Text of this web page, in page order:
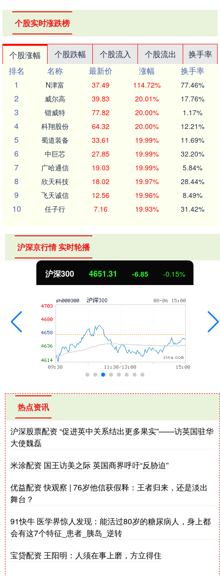
个股实时涨跌榜
个股涨幅 个股跌幅 个股流入 个股流出
换手率
排名
名称 最新价 涨幅
换手率
1
N津富 37.49 114.72% 77.46%
2 威尔高 39.83 20.01% 17.76%
3 锴威特 77.82 20.00% 1.17%
4 科翔股份 64.32 20.00% 12.21%
5 蜀道装备 33.61 19.99% 11.69%
6 中巨芯 27.85 19.99% 32.20%
7 广哈通信 19.03 19.99% 5.84%
8 欣天科技 18.02 19.97% 28.44%
9 飞天诚信 12.56 19.96% 8.49%
10 任子行 7.16 19.93% 31.42%
沪深京行情 实时轮播
北证50 1122.88 3.42 0.30%
热点资讯
沪深股票配资 “促进英中关系结出更多果实”——访英国驻华
大使魏磊
米涂配资 国王访美之际 英国商界呼吁“反胁迫”
优益配资 快观察 | 76岁他信获假释：王者归来，还是淡出
舞台？
91快牛 医学界惊人发现：能活过80岁的糖尿病人，身上都
会有这7个特征_患者_胰岛_逆转
宝贷配资 王阳明：人须在事上磨，方立得住